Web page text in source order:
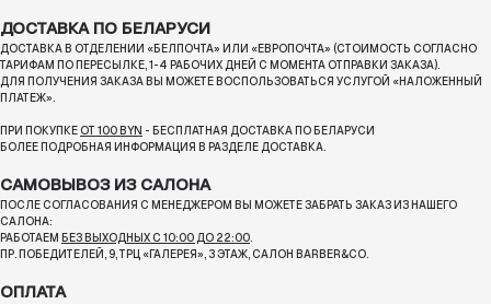
ДОСТАВКА ПО БЕЛАРУСИ
ДОСТАВКА В ОТДЕЛЕНИИ «БЕЛПОЧТА» ИЛИ «ЕВРОПОЧТА» (СТОИМОСТЬ СОГЛАСНО
ТАРИФАМ ПО ПЕРЕСЫЛКЕ, 1-4 РАБОЧИХ ДНЕЙ С МОМЕНТА ОТПРАВКИ ЗАКАЗА).
ДЛЯ ПОЛУЧЕНИЯ ЗАКАЗА ВЫ МОЖЕТЕ ВОСПОЛЬЗОВАТЬСЯ УСЛУГОЙ «НАЛОЖЕННЫЙ
ПЛАТЕЖ».
ПРИ ПОКУПКЕ ОТ 100 BYN - БЕСПЛАТНАЯ ДОСТАВКА ПО БЕЛАРУСИ
БОЛЕЕ ПОДРОБНАЯ ИНФОРМАЦИЯ В РАЗДЕЛЕ ДОСТАВКА.
САМОВЫВОЗ ИЗ САЛОНА
ПОСЛЕ СОГЛАСОВАНИЯ С МЕНЕДЖЕРОМ ВЫ МОЖЕТЕ ЗАБРАТЬ ЗАКАЗ ИЗ НАШЕГО
САЛОНА:
РАБОТАЕМ БЕЗ ВЫХОДНЫХ С 10:00 ДО 22:00.
ПР. ПОБЕДИТЕЛЕЙ, 9, ТРЦ «ГАЛЕРЕЯ», 3 ЭТАЖ, САЛОН BARBER&CO.
ОПЛАТА